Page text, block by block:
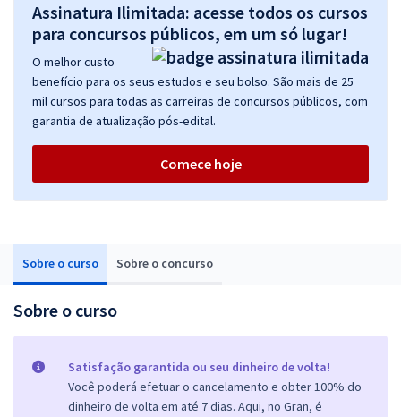
Sobre o curso Sobre o concurso
Sobre o curso
Satisfação garantida ou seu dinheiro de volta!
Você poderá efetuar o cancelamento e obter 100% do
dinheiro de volta em até 7 dias. Aqui, no Gran, é
Assinatura Ilimitada: acesse todos os cursos
para concursos públicos, em um só lugar!
O melhor custo
benefício para os seus estudos e seu bolso. São mais de 25
mil cursos para todas as carreiras de concursos públicos, com
garantia de atualização pós-edital.
Comece hoje